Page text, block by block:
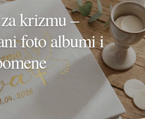
krizmu –
foto albumi i